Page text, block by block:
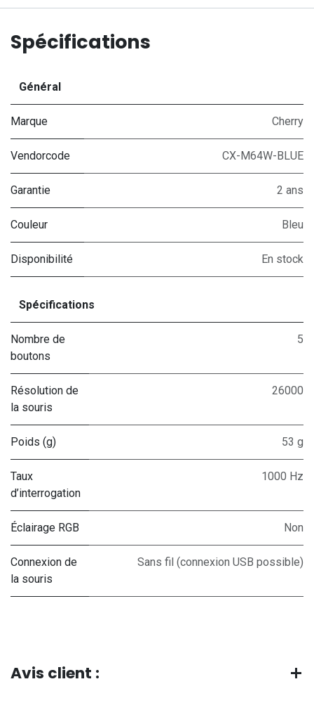
Spécifications
Général
Marque Cherry
Vendorcode CX-M64W-BLUE
Garantie 2 ans
Couleur Bleu
Disponibilité En stock
Spécifications
Nombre de
boutons
5
Résolution de
la souris
26000
Poids (g) 53 g
Taux
d’interrogation
1000 Hz
Éclairage RGB Non
Connexion de
la souris
Sans fil (connexion USB possible)
Avis client :